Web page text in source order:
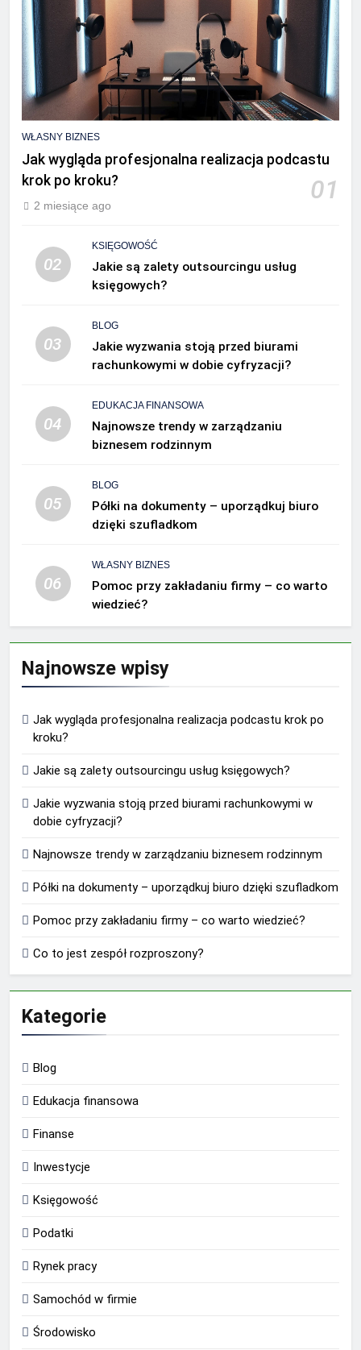
WŁASNY BIZNES
Jak wygląda profesjonalna realizacja podcastu
krok po kroku?
01
2 miesiące ago
02
KSIĘGOWOŚĆ
Jakie są zalety outsourcingu usług
księgowych?
03
BLOG
Jakie wyzwania stoją przed biurami
rachunkowymi w dobie cyfryzacji?
04
EDUKACJA FINANSOWA
Najnowsze trendy w zarządzaniu
biznesem rodzinnym
05
BLOG
Półki na dokumenty – uporządkuj biuro
dzięki szufladkom
06
WŁASNY BIZNES
Pomoc przy zakładaniu firmy – co warto
wiedzieć?
Najnowsze wpisy
Jak wygląda profesjonalna realizacja podcastu krok po
kroku?
Jakie są zalety outsourcingu usług księgowych?
Jakie wyzwania stoją przed biurami rachunkowymi w
dobie cyfryzacji?
Najnowsze trendy w zarządzaniu biznesem rodzinnym
Półki na dokumenty – uporządkuj biuro dzięki szufladkom
Pomoc przy zakładaniu firmy – co warto wiedzieć?
Co to jest zespół rozproszony?
Kategorie
Blog
Edukacja finansowa
Finanse
Inwestycje
Księgowość
Podatki
Rynek pracy
Samochód w firmie
Środowisko